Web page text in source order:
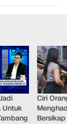
Untuk
Ciri